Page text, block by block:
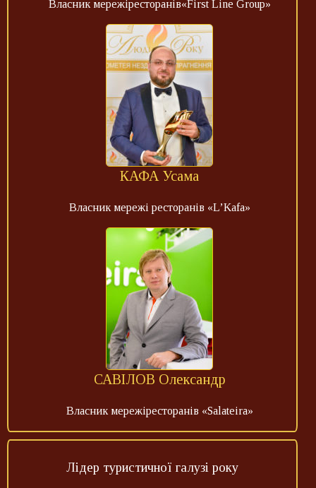
Власник мережіресторанів«First Line Group»
КАФА Усама
Власник мережі ресторанів «L’Kafa»
САВІЛОВ Олександр
Власник мережіресторанів «Salateira»
Лідер туристичної галузі року